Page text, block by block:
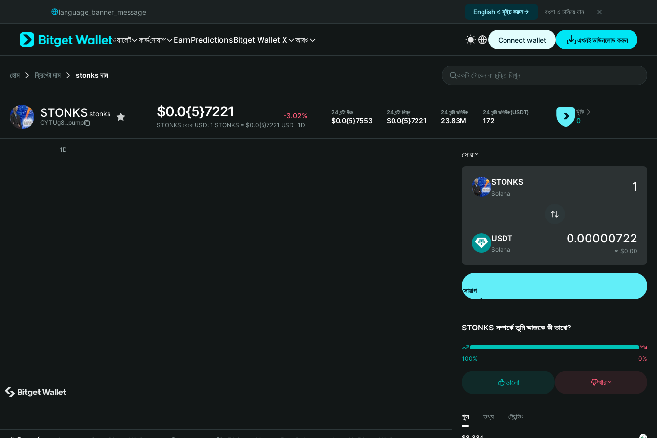
Русский
Italiano
简体中文
繁體中文
Bahasa Indonesia
language_banner_message English এ সুইচ করুন বাংলা এ চালিয়ে যান
ওয়ালেট কার্ডসোয়াপ EarnPredictionsBitget Wallet X আরও Connect wallet এখনই ডাউনলোড করুন
হোম ক্রিপ্টো দাম stonks দাম
STONKS stonks
CYTUg8...pump
$0.0{5}7221 -3.02%
STONKS থেকে USD: 1 STONKS = $0.0{5}7221 USD 1D
24 ঘন্টা উচ্চ
$0.0{5}7553
24 ঘন্টা নিম্ন
$0.0{5}7221
24 ঘন্টা ভলিউম
23.83M
24 ঘন্টা ভলিউম(USDT)
172
ঝুঁকি
0
1D
সোয়াপ
STONKS
Solana
USDT
Solana
0.00000722
≈ $0.00
সোয়াপ
STONKS সম্পর্কে তুমি আজকে কী ভাবো?
100% 0%
ভালো খারাপ
পুল তথ্য ট্রেন্ডিং